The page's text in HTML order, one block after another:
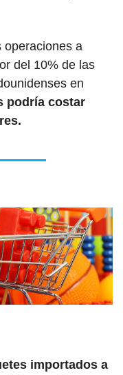
operaciones a
del 10% de las
en
podría costar
importados a